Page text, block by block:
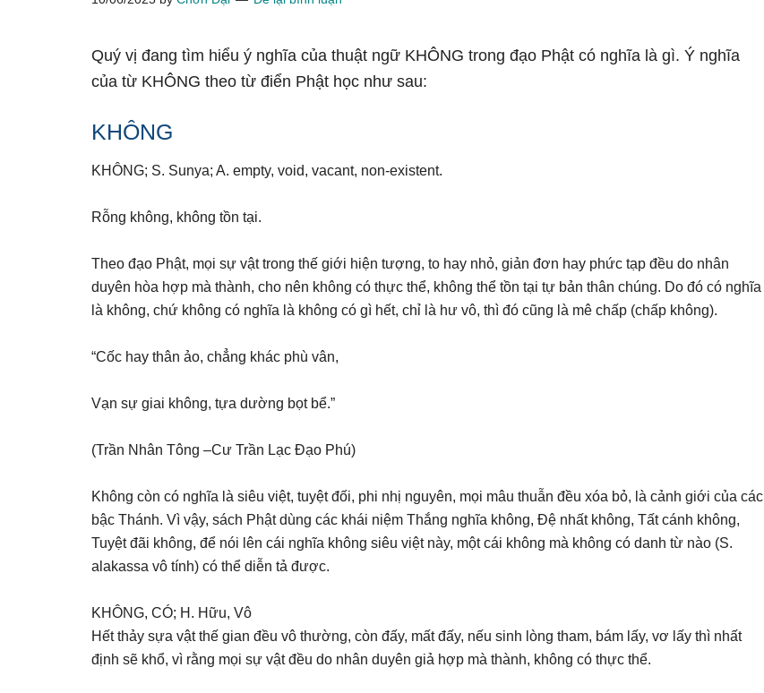
Quý vị đang tìm hiểu ý nghĩa của thuật ngữ KHÔNG trong đạo Phật có nghĩa là gì. Ý nghĩa
của từ KHÔNG theo từ điển Phật học như sau:
KHÔNG
KHÔNG; S. Sunya; A. empty, void, vacant, non-existent.
Rỗng không, không tồn tại.
Theo đạo Phật, mọi sự vật trong thế giới hiện tượng, to hay nhỏ, giản đơn hay phức tạp đều do nhân
duyên hòa hợp mà thành, cho nên không có thực thể, không thể tồn tại tự bản thân chúng. Do đó có nghĩa
là không, chứ không có nghĩa là không có gì hết, chỉ là hư vô, thì đó cũng là mê chấp (chấp không).
“Cốc hay thân ảo, chẳng khác phù vân,
Vạn sự giai không, tựa dường bọt bể.”
(Trần Nhân Tông –Cư Trần Lạc Đạo Phú)
Không còn có nghĩa là siêu việt, tuyệt đối, phi nhị nguyên, mọi mâu thuẫn đều xóa bỏ, là cảnh giới của các
bậc Thánh. Vì vậy, sách Phật dùng các khái niệm Thắng nghĩa không, Đệ nhất không, Tất cánh không,
Tuyệt đãi không, để nói lên cái nghĩa không siêu việt này, một cái không mà không có danh từ nào (S.
alakassa vô tính) có thể diễn tả được.
KHÔNG, CÓ; H. Hữu, Vô
Hết thảy sựa vật thế gian đều vô thường, còn đấy, mất đấy, nếu sinh lòng tham, bám lấy, vơ lấy thì nhất
định sẽ khổ, vì rằng mọi sự vật đều do nhân duyên giả hợp mà thành, không có thực thể.